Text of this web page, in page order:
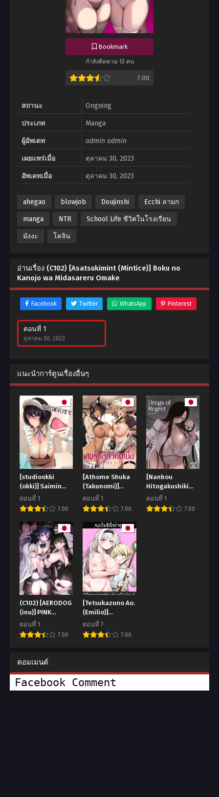
Bookmark
กำลังติดตาม 13 คน
7.00
สถานะ Ongoing
ประเภท Manga
ผู้อัพเดท admin admin
เผยแพร่เมื่อ ตุลาคม 30, 2023
อัพเดทเมื่อ ตุลาคม 30, 2023
ahegao blowjob Doujinshi Ecchi ลามก
manga NTR School Life ชีวิตในโรงเรียน
มังงะ โดจิน
อ่านเรื่อง (C102) [Asatsukimint (Mintice)] Boku no
Kanojo wa Midasareru Omake
Facebook Twitter WhatsApp Pinterest
ตอนที่ 1
ตุลาคม 30, 2023
แนะนำการ์ตูนเรื่องอื่นๆ
[studiookki
(okki)] Saimin
Bakunyuu Kanojo
ตอนที่ 1
7.00
[Athome Shuka
(Takunomi)]
Hoshoku Club
ตอนที่ 1
7.00
[Nanbou
Hitogakushiki
(Nakamura
Regura)] Tsuikai
no Kasu Dregs of
ตอนที่ 1
7.00
(C102) [AERODOG
(inu)] PINK
SEMINAR (Blue
Archive)
ตอนที่ 1
7.00
[Tetsukazuno Ao.
(Emilio)]
Kiraware Onna o
Tasuketara…?
Soushuuhen
ตอนที่ 7
7.00
คอมเมนต์
Facebook Comment